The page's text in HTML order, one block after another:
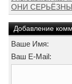
ОНИ СЕРЬЁЗНЫЕ
Добавление
Ваше Имя:
Ваш E-Mail: